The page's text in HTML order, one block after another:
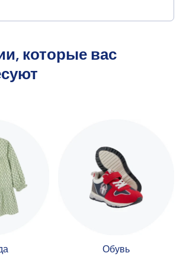
которые вас
Обувь